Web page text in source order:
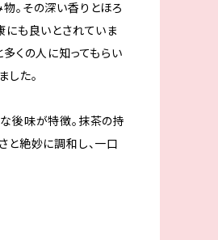
。その深い香りとほろ
にも良いとされていま
くの人に知ってもらい
した。
後味が特徴。抹茶の持
と絶妙に調和し、一口